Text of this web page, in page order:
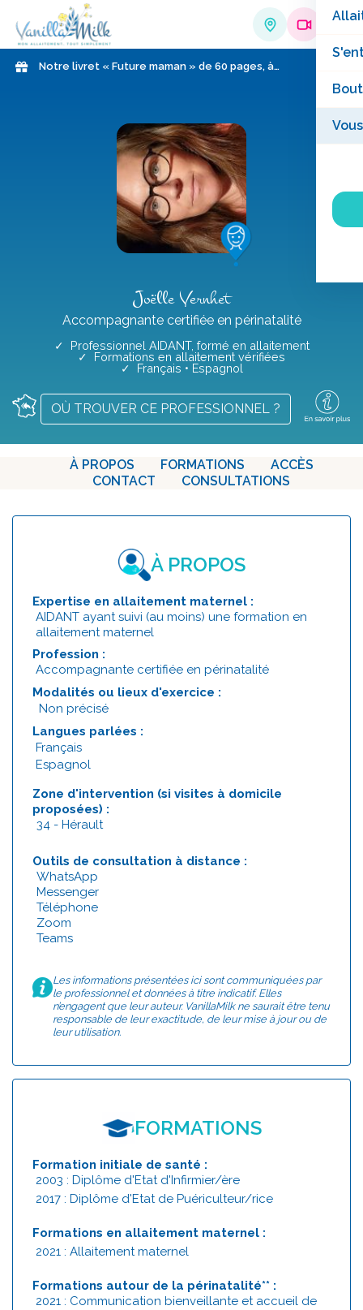
Notre livret « Future maman » de 60 pages, à
Joëlle Vernhet
Accompagnante certifiée en périnatalité
✓ Professionnel AIDANT, formé en allaitement
✓ Formations en allaitement vérifiées
✓ Français • Espagnol
OÙ TROUVER CE PROFESSIONNEL ?
À PROPOS FORMATIONS
ACCÈS
CONTACT
CONSULTATIONS
À PROPOS
Expertise en allaitement maternel :
AIDANT ayant suivi (au moins) une formation en
allaitement maternel
Profession :
Accompagnante certifiée en périnatalité
Modalités ou lieux d'exercice :
Non précisé
Langues parlées :
Français
Espagnol
Zone d'intervention (si visites à domicile
proposées) :
34 - Hérault
Outils de consultation à distance :
WhatsApp
Messenger
Téléphone
Zoom
Teams
Les informations présentées ici sont communiquées par
le professionnel et données à titre indicatif. Elles
n’engagent que leur auteur. VanillaMilk ne saurait être tenu
responsable de leur exactitude, de leur mise à jour ou de
leur utilisation.
FORMATIONS
Formation initiale de santé :
2003 : Diplôme d'Etat d'Infirmier/ère
2017 : Diplôme d'Etat de Puériculteur/rice
Formations en allaitement maternel :
2021 : Allaitement maternel
Formations autour de la périnatalité** :
2021 : Communication bienveillante et accueil de